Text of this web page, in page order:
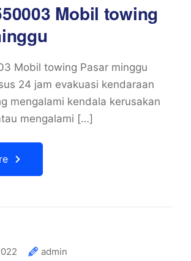
Mobil towing
Mobil towing Pasar minggu
24 jam evakuasi kendaraan
mengalami kendala kerusakan
mengalami […]
admin